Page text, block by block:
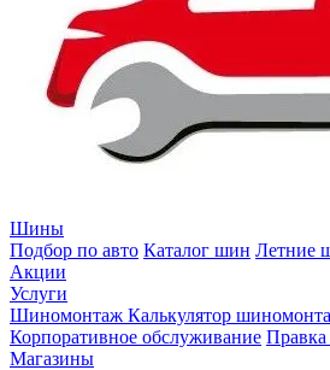
Шины
Подбор по авто Каталог шин Летние
Акции
Услуги
Шиномонтаж Калькулятор
Корпоративное обслуживание
Магазины